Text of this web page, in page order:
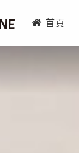
首頁